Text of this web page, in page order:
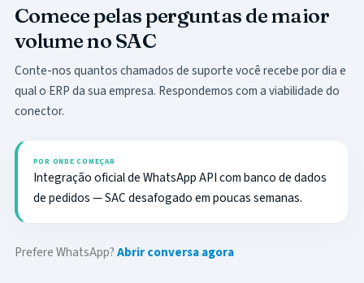
Comece pelas perguntas de maior
volume no SAC
Conte-nos quantos chamados de suporte você recebe por dia e
qual o ERP da sua empresa. Respondemos com a viabilidade do
conector.
POR ONDE COMEÇAR
Integração oficial de WhatsApp API com banco de dados
de pedidos — SAC desafogado em poucas semanas.
Prefere WhatsApp?Abrir conversa agora